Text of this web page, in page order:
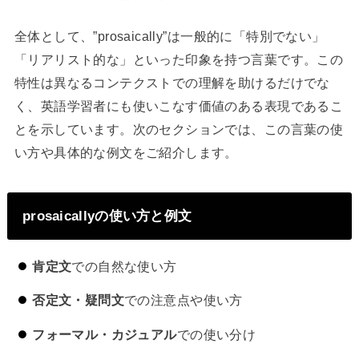
全体として、”prosaically”は一般的に「特別でない」
「リアリスト的な」といった印象を持つ言葉です。この
特性は異なるコンテクストでの理解を助けるだけでな
く、英語学習者にも使いこなす価値のある表現であるこ
とを示しています。次のセクションでは、この言葉の使
い方や具体的な例文をご紹介します。
prosaicallyの使い方と例文
肯定文での自然な使い方
否定文・疑問文での注意点や使い方
フォーマル・カジュアルでの使い分け